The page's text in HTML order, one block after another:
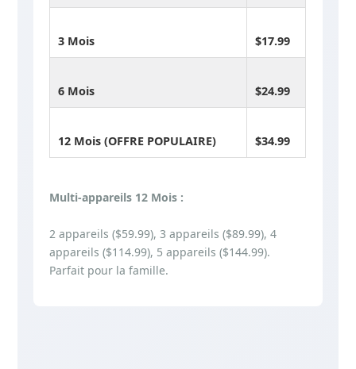
3 Mois $17.99
6 Mois $24.99
12 Mois (OFFRE POPULAIRE) $34.99
Multi-appareils 12 Mois :
2 appareils ($59.99), 3 appareils ($89.99), 4
appareils ($114.99), 5 appareils ($144.99).
Parfait pour la famille.